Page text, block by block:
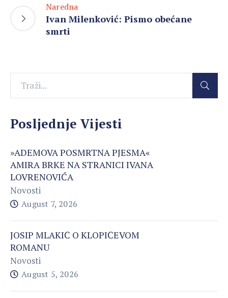
Naredna
Ivan Milenković: Pismo obećane
smrti
Posljednje Vijesti
»ADEMOVA POSMRTNA PJESMA«
AMIRA BRKE NA STRANICI IVANA
LOVRENOVIĆA
Novosti
August 7, 2026
JOSIP MLAKIĆ O KLOPIĆEVOM
ROMANU
Novosti
August 5, 2026